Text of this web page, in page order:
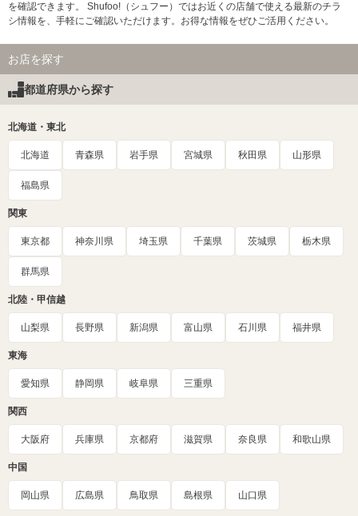
を確認できます。 Shufoo!（シュフー）ではお近くの店舗で使える最新のチラ
シ情報を、手軽にご確認いただけます。お得な情報をぜひご活用ください。
お店を探す
都道府県から探す
北海道・東北
北海道 青森県 岩手県 宮城県 秋田県 山形県
福島県
関東
東京都 神奈川県 埼玉県 千葉県 茨城県 栃木県
群馬県
北陸・甲信越
山梨県 長野県 新潟県 富山県 石川県 福井県
東海
愛知県 静岡県 岐阜県 三重県
関西
大阪府 兵庫県 京都府 滋賀県 奈良県 和歌山県
中国
岡山県 広島県 鳥取県 島根県 山口県